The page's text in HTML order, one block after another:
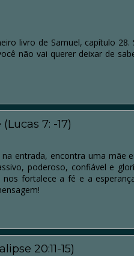
livro de Samuel, capítulo
não vai querer deixar de
7: -17)
entrada, encontra uma
poderoso, confiável e
fortalece a fé e a
20:11-15)